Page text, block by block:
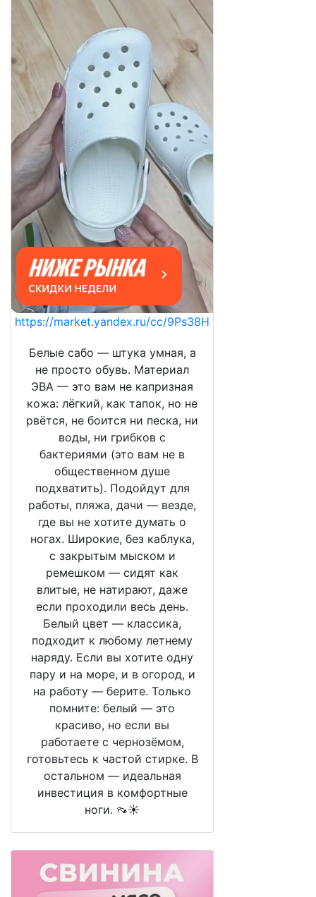
https://market.yandex.ru/cc/9Ps38H
Белые сабо — штука умная, а
не просто обувь. Материал
ЭВА — это вам не капризная
кожа: лёгкий, как тапок, но не
рвётся, не боится ни песка, ни
воды, ни грибков с
бактериями (это вам не в
общественном душе
подхватить). Подойдут для
работы, пляжа, дачи — везде,
где вы не хотите думать о
ногах. Широкие, без каблука,
с закрытым мыском и
ремешком — сидят как
влитые, не натирают, даже
если проходили весь день.
Белый цвет — классика,
подходит к любому летнему
наряду. Если вы хотите одну
пару и на море, и в огород, и
на работу — берите. Только
помните: белый — это
красиво, но если вы
работаете с чернозёмом,
готовьтесь к частой стирке. В
остальном — идеальная
инвестиция в комфортные
ноги. 👡☀️